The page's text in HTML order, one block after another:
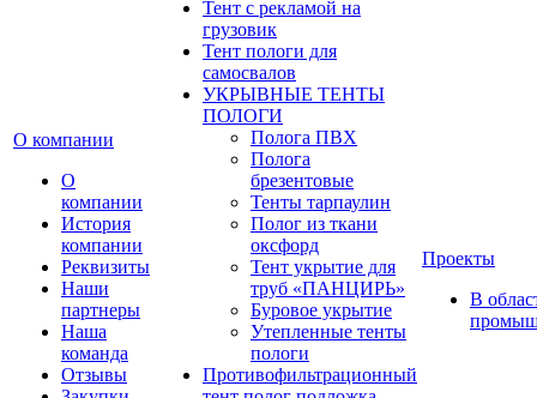
О компании
О
компании
История
компании
Реквизиты
Наши
партнеры
Наша
команда
Отзывы
Тент с рекламой на
грузовик
Тент пологи для
самосвалов
УКРЫВНЫЕ ТЕНТЫ
ПОЛОГИ
Полога ПВХ
Полога
брезентовые
Тенты тарпаулин
Полог из ткани
оксфорд
Тент укрытие для
труб «ПАНЦИРЬ»
Буровое укрытие
Утепленные тенты
пологи
Противофильтрационный
Проекты
В